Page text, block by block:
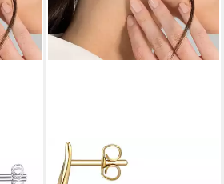
GLANZSTÜCKE MÜNCHEN
Paar Ohrstecker gelbgold, aus